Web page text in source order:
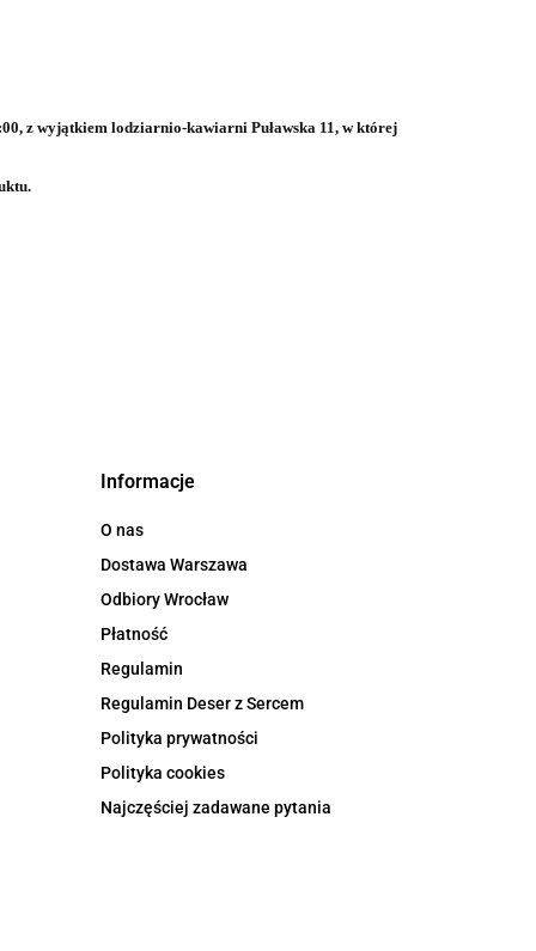
z wyjątkiem lodziarnio-kawiarni Puławska 11, w której
Informacje
O nas
Dostawa Warszawa
Odbiory Wrocław
Płatność
Regulamin
Regulamin Deser z Sercem
Polityka prywatności
Polityka cookies
Najczęściej zadawane pytania